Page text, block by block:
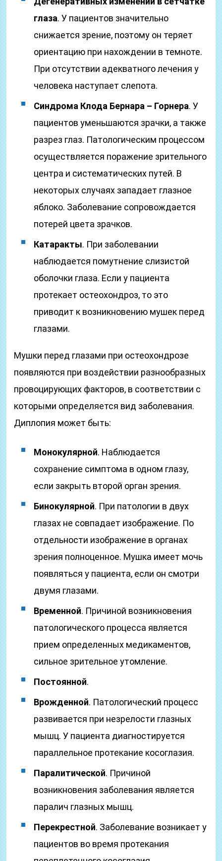
глаза. У пациентов значительно
снижается зрение, поэтому он теряет
ориентацию при нахождении в темноте.
При отсутствии адекватного лечения у
человека наступает слепота.
Синдрома Клода Бернара – Горнера. У
пациентов уменьшаются зрачки, а также
разрез глаз. Патологическим процессом
осуществляется поражение зрительного
центра и систематических путей. В
некоторых случаях западает глазное
яблоко. Заболевание сопровождается
потерей цвета зрачков.
Катаракты. При заболевании
наблюдается помутнение слизистой
оболочки глаза. Если у пациента
протекает остеохондроз, то это
приводит к возникновению мушек перед
глазами.
Мушки перед глазами при остеохондрозе
появляются при воздействии разнообразных
провоцирующих факторов, в соответствии с
которыми определяется вид заболевания.
Диплопия может быть:
Монокулярной. Наблюдается
сохранение симптома в одном глазу,
если закрыть второй орган зрения.
Бинокулярной. При патологии в двух
глазах не совпадает изображение. По
отдельности изображение в органах
зрения полноценное. Мушка имеет мочь
появляться у пациента, если он смотри
двумя глазами.
Временной. Причиной возникновения
патологического процесса является
прием определенных медикаментов,
сильное зрительное утомление.
Постоянной.
Врожденной. Патологический процесс
развивается при незрелости глазных
мышц. У пациента диагностируется
параллельное протекание косоглазия.
Паралитической. Причиной
возникновения заболевания является
паралич глазных мышц.
Перекрестной. Заболевание возникает у
пациентов во время протекания